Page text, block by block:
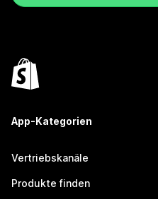
App-Kategorien
Vertriebskanäle
Produkte finden